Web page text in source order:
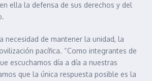
ella la defensa de sus derechos y del
necesidad de mantener la unidad, la
pacífica. “Como integrantes de
escuchamos día a día a nuestras
que la única respuesta posible es la